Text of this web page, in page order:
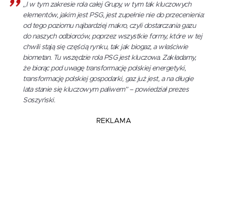
„I w tym zakresie rola całej Grupy, w tym tak kluczowych
elementów, jakim jest PSG, jest zupełnie nie do przecenienia:
od tego poziomu najbardziej makro, czyli dostarczania gazu
do naszych odbiorców, poprzez wszystkie formy, które w tej
chwili stają się częścią rynku, tak jak biogaz, a właściwie
biometan. Tu wszędzie rola PSG jest kluczowa. Zakładamy,
że biorąc pod uwagę transformację polskiej energetyki,
transformację polskiej gospodarki, gaz już jest, a na długie
lata stanie się kluczowym paliwem” – powiedział prezes
Soszyński.
REKLAMA